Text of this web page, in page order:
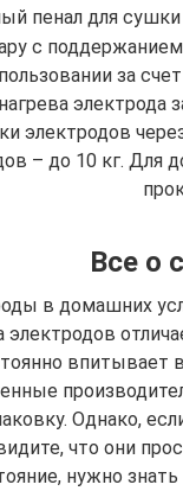
пенал для
с
за
электрода
электродов
– до 10 кг. Для
Все о
в домашних
электродов
впитывает
Однако,
что они
нужно